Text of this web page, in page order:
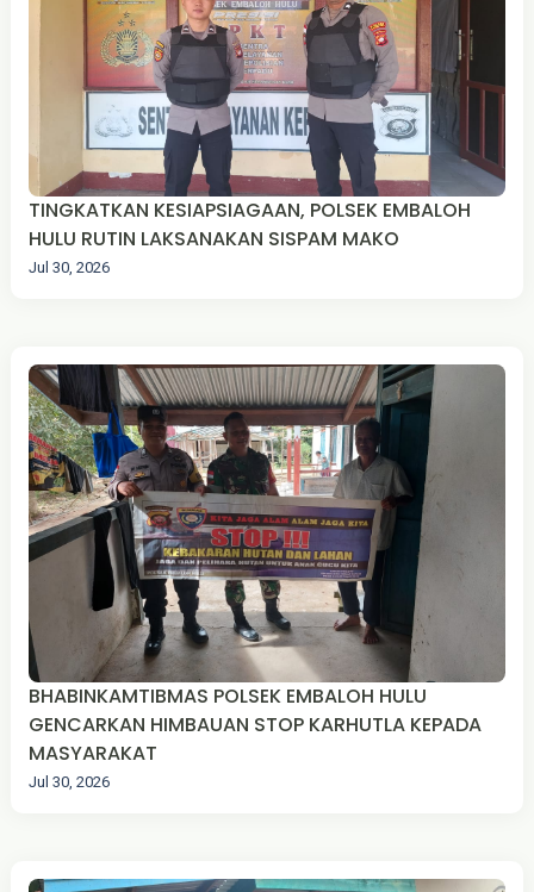
TINGKATKAN KESIAPSIAGAAN, POLSEK EMBALOH
HULU RUTIN LAKSANAKAN SISPAM MAKO
Jul 30, 2026
BHABINKAMTIBMAS POLSEK EMBALOH HULU
GENCARKAN HIMBAUAN STOP KARHUTLA KEPADA
MASYARAKAT
Jul 30, 2026